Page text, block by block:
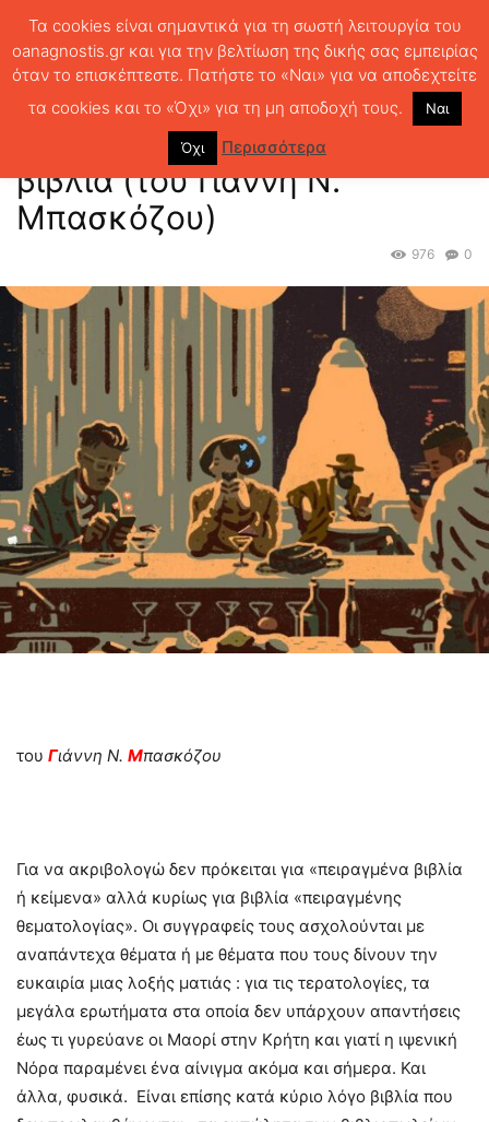
15 και μισό «πειραγμένα» βιβλία (του
Γιάννη Ν. Μπασκόζου)
15 και μισό «πειραγμένα»
βιβλία (του Γιάννη Ν.
Μπασκόζου)
0
976
του Γιάννη Ν. Μπασκόζου
Για να ακριβολογώ δεν πρόκειται για «πειραγμένα βιβλία
ή κείμενα» αλλά κυρίως για βιβλία «πειραγμένης
θεματολογίας». Οι συγγραφείς τους ασχολούνται με
αναπάντεχα θέματα ή με θέματα που τους δίνουν την
ευκαιρία μιας λοξής ματιάς : για τις τερατολογίες, τα
μεγάλα ερωτήματα στα οποία δεν υπάρχουν απαντήσεις
έως τι γυρεύανε οι Μαορί στην Κρήτη και γιατί η ιψενική
Νόρα παραμένει ένα αίνιγμα ακόμα και σήμερα. Και
άλλα, φυσικά. Είναι επίσης κατά κύριο λόγο βιβλία που
Τα cookies είναι σημαντικά για τη σωστή λειτουργία του
oanagnostis.gr και για την βελτίωση της δικής σας εμπειρίας
όταν το επισκέπτεστε. Πατήστε το «Ναι» για να αποδεχτείτε
τα cookies και το «Όχι» για τη μη αποδοχή τους.
Ναι
Όχι Περισσότερα